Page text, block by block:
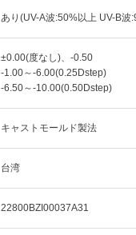
あり(UV-A波:50%以上 UV-B波
±0.00(度なし)、-0.50
-1.00～-6.00(0.25Dstep)
-6.50～-10.00(0.50Dstep)
キャストモールド製法
台湾
22800BZI00037A31